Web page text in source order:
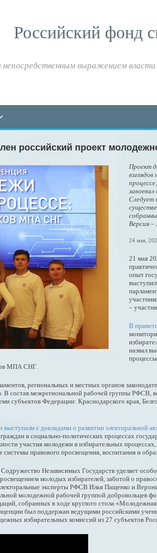
Российский фонд
выражением
российский проект
Проект
Следует
Версия –
24 мая,
21 мая
опыт
–
В
назвал
МПА СНГ.
региональных и местных органов
состав межрегиональной рабочей группы РФСВ,
субъектов Федерации: Краснодарского края,
с докладами о развитии электоральной
в социально-политических процессах
участия молодежи в избирательных процессах,
правового просвещения, воспитания и
Независимых Государств уделяет
молодых избирателей, заботой о
эксперты РФСВ Илья Пащенко и
молодежной рабочей группой добровольцев
собранных в ходе круглого стола
был поддержан ведущими российскими
избирательных комиссий из 27 субъектов